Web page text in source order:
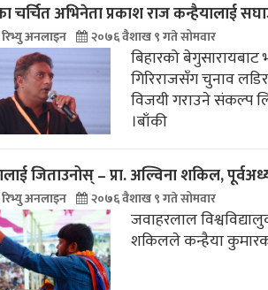
चर्चित अभिनेता प्रकाश राज कन्हैयालाई
अनलाइन २०७६ वैशाख ९ गते सोमवार
बिहारको बेगुसारायबाट
गिरिराजसँग चुनाव
विजयी गराउने संकल्प
।बाँकी
जिताउनोस् – प्रा. अल्विना शकिल,
अनलाइन २०७६ वैशाख ९ गते सोमवार
जवाहरलाल
शकिलले कन्हैया